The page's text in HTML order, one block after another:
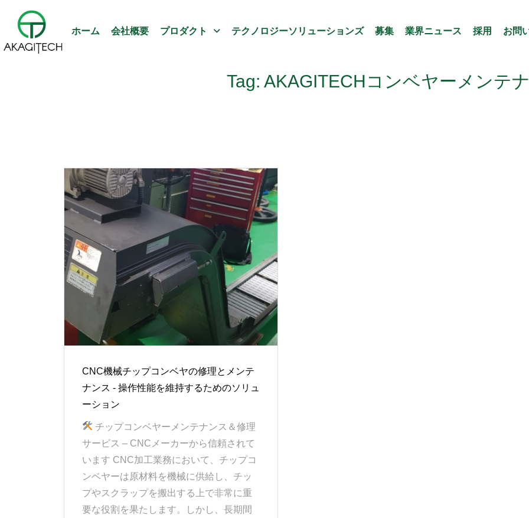
ホーム 会社概要 プロダクト テクノロジーソリューションズ 募集 業界ニュース 採用 お問
Tag: AKAGITECHコンベヤーメンテ
CNC機械チップコンベヤの修理とメンテ
ナンス - 操作性能を維持するためのソリュ
ーション
チップコンベヤーメンテナンス＆修理
サービス – CNCメーカーから信頼されて
います CNC加工業務において、チップコ
ンベヤーは原材料を機械に供給し、チッ
プやスクラップを搬出する上で非常に重
要な役割を果たします。しかし、長期間